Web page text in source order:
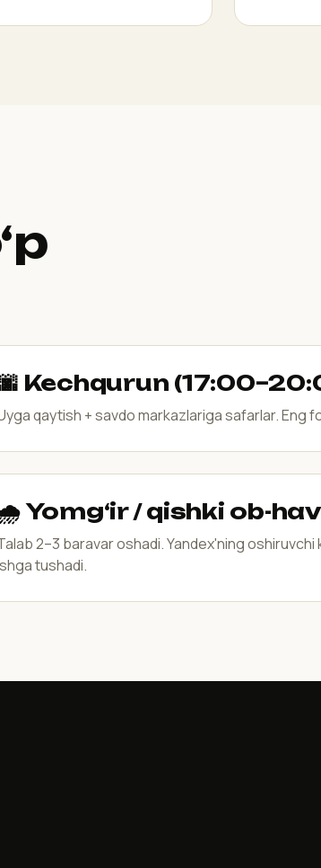
Kechqurun
qaytish + savdo markazlariga safarlar. Eng
Yomg‘ir / qishki ob-
2–3 baravar oshadi. Yandex'ning
tushadi.